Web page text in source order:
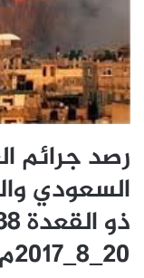
رصد جرائم
20_8_2017م